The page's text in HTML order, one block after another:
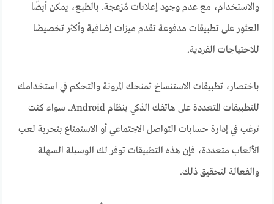
والاستخدام، مع عدم وجود إعلانات مُزعجة. بالطبع، يمكن أيضًا
العثور على تطبيقات مدفوعة تقدم ميزات إضافية وأكثر تخصيصًا
للاحتياجات الفردية.
باختصار، تطبيقات الاستنساخ تمنحك المرونة والتحكم في استخدامك
للتطبيقات المتعددة على هاتفك الذكي بنظام Android. سواء كنت
ترغب في إدارة حسابات التواصل الاجتماعي أو الاستمتاع بتجربة لعب
الألعاب متعددة، فإن هذه التطبيقات توفر لك الوسيلة السهلة
والفعالة لتحقيق ذلك.